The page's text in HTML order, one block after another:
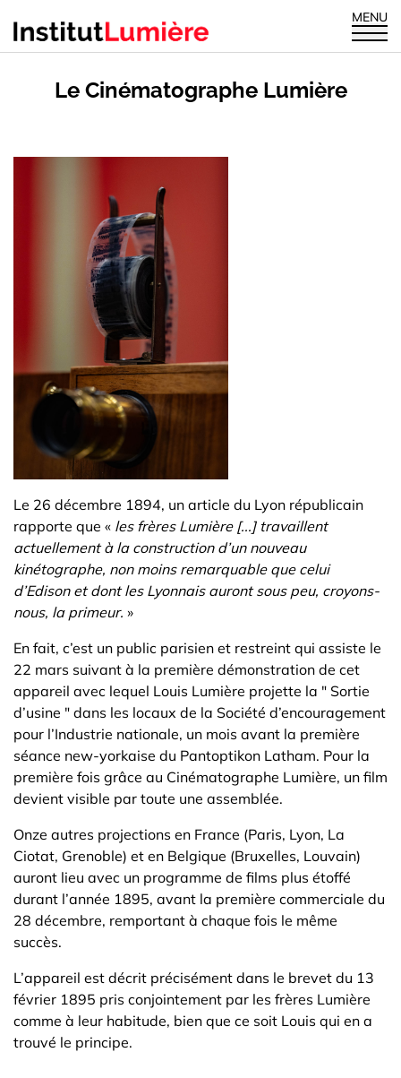
MENU
Le Cinématographe Lumière
Le 26 décembre 1894, un article du Lyon républicain
rapporte que « les frères Lumière [...] travaillent
actuellement à la construction d’un nouveau
kinétographe, non moins remarquable que celui
d’Edison et dont les Lyonnais auront sous peu, croyons-
nous, la primeur. »
En fait, c’est un public parisien et restreint qui assiste le
22 mars suivant à la première démonstration de cet
appareil avec lequel Louis Lumière projette la " Sortie
d’usine " dans les locaux de la Société d’encouragement
pour l’Industrie nationale, un mois avant la première
séance new-yorkaise du Pantoptikon Latham. Pour la
première fois grâce au Cinématographe Lumière, un film
devient visible par toute une assemblée.
Onze autres projections en France (Paris, Lyon, La
Ciotat, Grenoble) et en Belgique (Bruxelles, Louvain)
auront lieu avec un programme de films plus étoffé
durant l’année 1895, avant la première commerciale du
28 décembre, remportant à chaque fois le même
succès.
L’appareil est décrit précisément dans le brevet du 13
février 1895 pris conjointement par les frères Lumière
comme à leur habitude, bien que ce soit Louis qui en a
trouvé le principe.